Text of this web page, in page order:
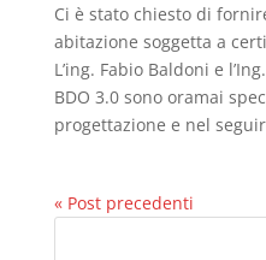
Ci è stato chiesto di
abitazione soggetta a
L’ing. Fabio Baldoni e
BDO 3.0 sono oramai
progettazione e nel
« Post precedenti